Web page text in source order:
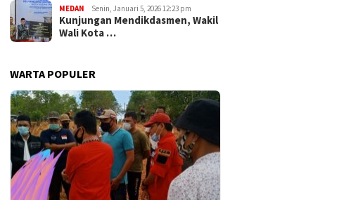
MEDAN Senin, Januari 5, 2026 12:23 pm
Kunjungan Mendikdasmen, Wakil
Wali Kota …
WARTA POPULER